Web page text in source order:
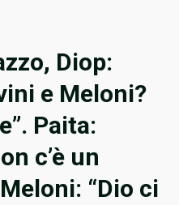
Diop:
e Meloni?
Paita:
c’è un
“Dio ci